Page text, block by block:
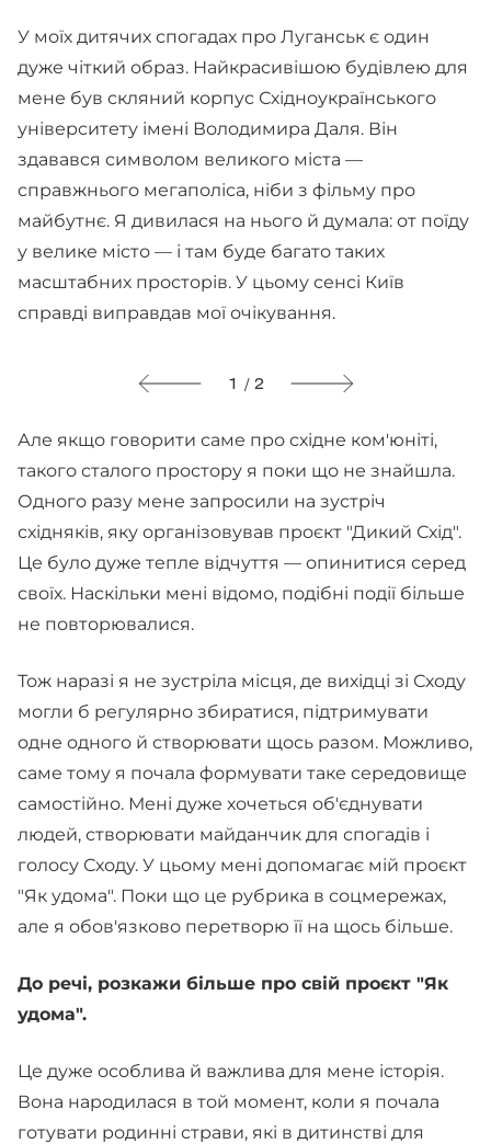
У моїх дитячих спогадах про Луганськ є один
дуже чіткий образ. Найкрасивішою будівлею для
мене був скляний корпус Східноукраїнського
університету імені Володимира Даля. Він
здавався символом великого міста —
справжнього мегаполіса, ніби з фільму про
майбутнє. Я дивилася на нього й думала: от поїду
у велике місто — і там буде багато таких
масштабних просторів. У цьому сенсі Київ
справді виправдав мої очікування.
1 / 2
Але якщо говорити саме про східне ком'юніті,
такого сталого простору я поки що не знайшла.
Одного разу мене запросили на зустріч
східняків, яку організовував проєкт "Дикий Схід".
Це було дуже тепле відчуття — опинитися серед
своїх. Наскільки мені відомо, подібні події більше
не повторювалися.
Тож наразі я не зустріла місця, де вихідці зі Сходу
могли б регулярно збиратися, підтримувати
одне одного й створювати щось разом. Можливо,
саме тому я почала формувати таке середовище
самостійно. Мені дуже хочеться об'єднувати
людей, створювати майданчик для спогадів і
голосу Сходу. У цьому мені допомагає мій проєкт
"Як удома". Поки що це рубрика в соцмережах,
але я обов'язково перетворю її на щось більше.
До речі, розкажи більше про свій проєкт "Як
удома".
Це дуже особлива й важлива для мене історія.
Вона народилася в той момент, коли я почала
готувати родинні страви, які в дитинстві для